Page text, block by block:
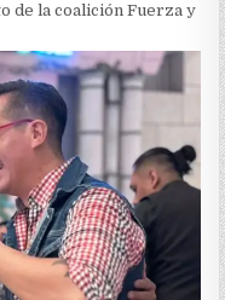
de la coalición Fuerza y